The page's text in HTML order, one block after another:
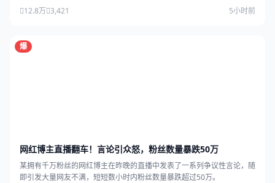
12.8万 3,421 5小时前
爆
网红博主直播翻车！言论引众怒，粉丝数量暴跌50万
某拥有千万粉丝的网红博主在昨晚的直播中发表了一系列争议性言论，随
即引发大量网友不满，短短数小时内粉丝数量暴跌超过50万。